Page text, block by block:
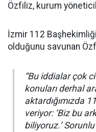
Özfiliz, kurum
İzmir 112
olduğunu savunan
“Bu iddialar çok
konuları derhal
aktardığımızda
veriyor: ‘Biz bu
biliyoruz.’